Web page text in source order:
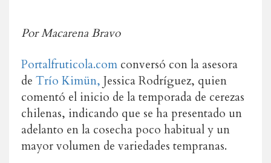
Por Macarena Bravo
Portalfruticola.com conversó con la asesora
de Trío Kimün, Jessica Rodríguez, quien
comentó el inicio de la temporada de cerezas
chilenas, indicando que se ha presentado un
adelanto en la cosecha poco habitual y un
mayor volumen de variedades tempranas.